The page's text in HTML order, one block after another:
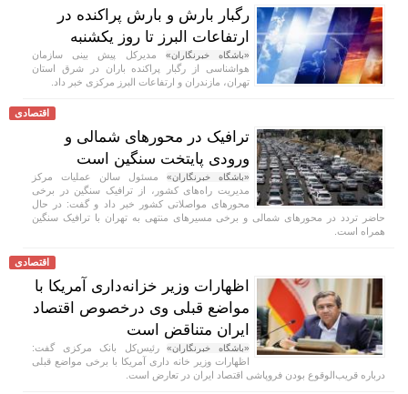
رگبار بارش و بارش پراکنده در
ارتفاعات البرز تا روز یکشنبه
«باشگاه خبرنگاران» مدیرکل پیش بینی سازمان
هواشناسی از رگبار پراکنده باران در شرق استان
تهران، مازندران و ارتفاعات البرز مرکزی خبر داد.
اقتصادی
ترافیک در محورهای شمالی و
ورودی پایتخت سنگین است
«باشگاه خبرنگاران» مسئول سالن عملیات مرکز
مدیریت راه‌های کشور، از ترافیک سنگین در برخی
محورهای مواصلاتی کشور خبر داد و گفت: در حال
حاضر تردد در محورهای شمالی و برخی مسیرهای منتهی به تهران با ترافیک سنگین
همراه است.
اقتصادی
اظهارات وزیر خزانه‌داری آمریکا با
مواضع قبلی وی درخصوص اقتصاد
ایران متناقض است
«باشگاه خبرنگاران»رئیس‌کل بانک مرکزی گفت:
اظهارات وزیر خانه داری آمریکا با برخی مواضع قبلی
درباره قریب‌الوقوع بودن فروپاشی اقتصاد ایران در تعارض است.